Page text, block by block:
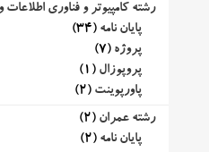
رشته کامپیوتر و فناوری اطلاعات
پایان نامه (34)
پروژه (7)
پروپوزال (1)
پاورپوینت (2)
رشته عمران (2)
پایان نامه (2)